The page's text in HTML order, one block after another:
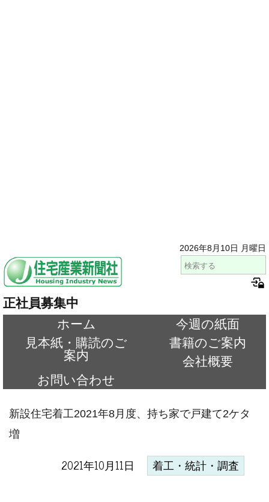
2026年8月10日 月曜日
正社員募集中
ホーム
今週の紙面
見本紙・購読のご
案内
書籍のご案内
会社概要
お問い合わせ
新設住宅着工2021年8月度、持ち家で戸建て2ケタ
増
2021年10月11日 着工・統計・調査